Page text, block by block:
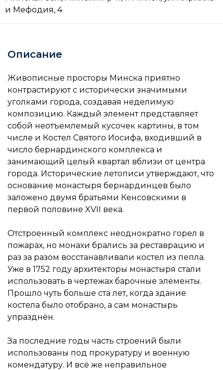
и Мефодия, 4
Описание
Живописные просторы Минска приятно
контрастируют с исторически значимыми
уголками города, создавая неделимую
композицию. Каждый элемент представляет
собой неотъемлемый кусочек картины, в том
числе и Костел Святого Иосифа, входивший в
число бернардинского комплекса и
занимающий целый квартал вблизи от центра
города. Исторические летописи утверждают, что
основание монастыря бернардинцев было
заложено двумя братьями Кенсовскими в
первой половине XVII века.
Отстроенный комплекс неоднократно горел в
пожарах, но монахи брались за реставрацию и
раз за разом восстанавливали костел из пепла.
Уже в 1752 году архитекторы монастыря стали
использовать в чертежах барочные элементы.
Прошло чуть больше ста лет, когда здание
костела было отобрано, а сам монастырь
упразднён.
За последние годы часть строений были
использованы под прокуратуру и военную
комендатуру. И всё же неправильное